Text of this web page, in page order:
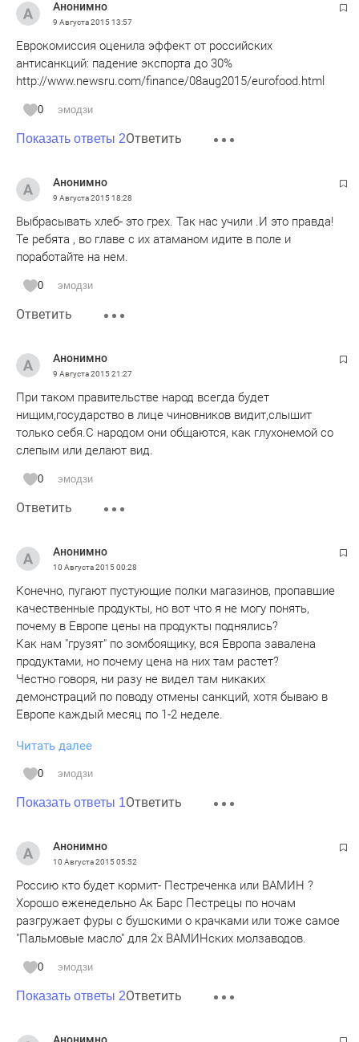
Анонимно
9 Августа 201513:57
Еврокомиссия оценила эффект от российских
антисанкций: падение экспорта до 30%
http://www.newsru.com/finance/08aug2015/eurofood.html
0 эмодзи
Показать ответы 2Ответить
Анонимно
9 Августа 201518:28
Выбрасывать хлеб- это грех. Так нас учили .И это правда!
Те ребята , во главе с их атаманом идите в поле и
поработайте на нем.
0 эмодзи
Ответить
Анонимно
9 Августа 201521:27
При таком правительстве народ всегда будет
нищим,государство в лице чиновников видит,слышит
только себя.С народом они общаются, как глухонемой со
слепым или делают вид.
0 эмодзи
Ответить
Анонимно
10 Августа 201500:28
Конечно, пугают пустующие полки магазинов, пропавшие
качественные продукты, но вот что я не могу понять,
почему в Европе цены на продукты поднялись?
Как нам "грузят" по зомбоящику, вся Европа завалена
продуктами, но почему цена на них там растет?
Честно говоря, ни разу не видел там никаких
демонстраций по поводу отмены санкций, хотя бываю в
Европе каждый месяц по 1-2 неделе.
Но очень жаль, что хорошие и настоящие продукты из
Европы перестают у нас продаваться. Заметьте, всякие Е
и пр. химия там или на минимуме или ее совсем нет. Про
сыры я уж вообще молчу - взял сегодня какой то дорогой
Читать далее
0 эмодзи
Показать ответы 1Ответить
Анонимно
10 Августа 201505:52
Россию кто будет кормит- Пестреченка или ВАМИН ?
Хорошо еженедельно Ак Барс Пестрецы по ночам
разгружает фуры с бушскими о крачками или тоже самое
"Пальмовые масло" для 2х ВАМИНских молзаводов.
0 эмодзи
Показать ответы 2Ответить